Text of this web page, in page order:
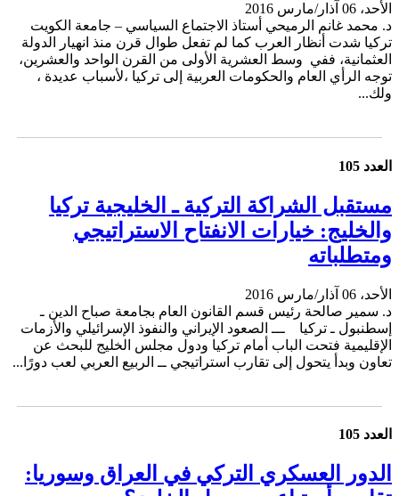
الأحد، 06 آذار/مارس 2016
د. محمد غانم الرميحي أستاذ الاجتماع السياسي – جامعة الكويت
تركيا شدت أنظار العرب كما لم تفعل طوال قرن منذ انهيار الدولة
العثمانية، ففي وسط العشرية الأولى من القرن الواحد والعشرين،
توجه الرأي العام والحكومات العربية إلى تركيا ،لأسباب عديدة ،
ولك...
العدد 105
مستقبل الشراكة التركية ـ الخليجية تركيا
والخليج: خيارات الانفتاح الاستراتيجي
ومتطلباته
الأحد، 06 آذار/مارس 2016
د. سمير صالحة رئيس قسم القانون العام بجامعة صباح الدين ـ
إسطنبول ـ تركيا ـــ الصعود الإيراني والنفوذ الإسرائيلي والأزمات
الإقليمية فتحت الباب أمام تركيا ودول مجلس الخليج للبحث عن
تعاون وبدأ يتحول إلى تقارب استراتيجي ــ الربيع العربي لعب دورًا...
العدد 105
الدور العسكري التركي في العراق وسوريا: